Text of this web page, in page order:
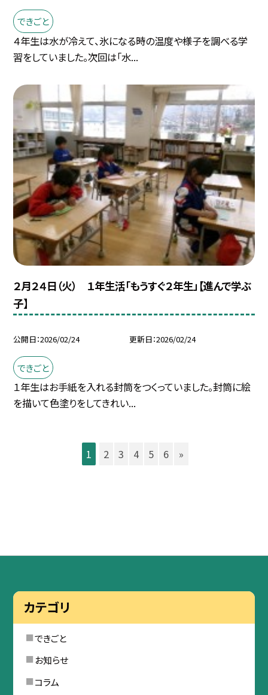
できごと
４年生は水が冷えて、氷になる時の温度や様子を調べる学
習をしていました。次回は「水...
２月２４日（火） １年生活「もうすぐ２年生」【進んで学ぶ
子】
公開日 2026/02/24 更新日 2026/02/24
できごと
１年生はお手紙を入れる封筒をつくっていました。封筒に絵
を描いて色塗りをしてきれい...
1 2 3 4 5 6 »
カテゴリ
できごと
お知らせ
コラム